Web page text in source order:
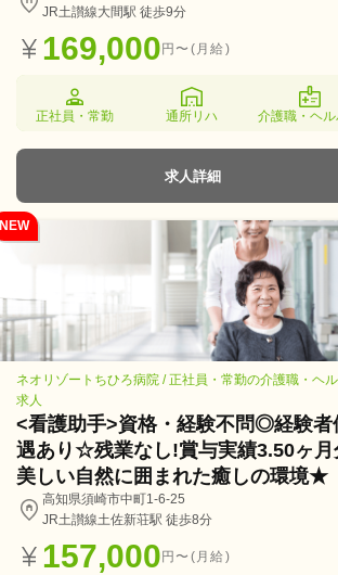
JR土讃線大間駅 徒歩9分
169,000円〜(月給)
正社員・常勤 通所リハ 介護職・ヘル
求人詳細
NEW
ネオリゾートちひろ病院 / 正社員・常勤の介護職・ヘ
求人
<看護助手>資格・経験不問◎経験者
遇あり☆残業なし!賞与実績3.50ヶ月
美しい自然に囲まれた癒しの環境★
高知県須崎市中町1-6-25
JR土讃線土佐新荘駅 徒歩8分
157,000円〜(月給)